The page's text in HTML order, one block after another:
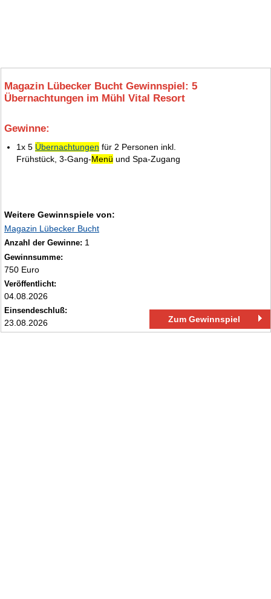
Magazin Lübecker Bucht Gewinnspiel: 5
Übernachtungen im Mühl Vital Resort
Gewinne:
1x 5 Übernachtungen für 2 Personen inkl.
Frühstück, 3‑Gang‑Menü und Spa‑Zugang
Weitere Gewinnspiele von:
Magazin Lübecker Bucht
Anzahl der Gewinne: 1
Gewinnsumme:
750 Euro
Veröffentlicht:
04.08.2026
Einsendeschluß:
23.08.2026 Zum Gewinnspiel